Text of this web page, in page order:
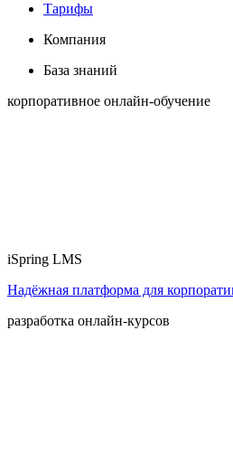
Тарифы
Компания
База знаний
корпоративное онлайн-обучение
iSpring LMS
Надёжная платформа для
разработка онлайн-курсов